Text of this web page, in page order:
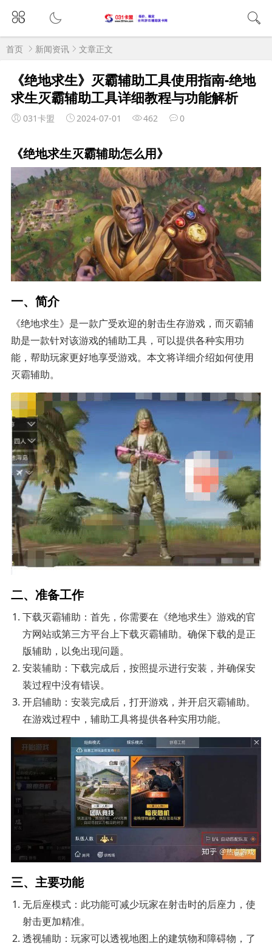
首页 新闻资讯 文章正文
《绝地求生》灭霸辅助工具使用指南-绝地
求生灭霸辅助工具详细教程与功能解析
031卡盟 2024-07-01 462 0
《绝地求生灭霸辅助怎么用》
一、简介
《绝地求生》是一款广受欢迎的射击生存游戏，而灭霸辅
助是一款针对该游戏的辅助工具，可以提供各种实用功
能，帮助玩家更好地享受游戏。本文将详细介绍如何使用
灭霸辅助。
二、准备工作
下载灭霸辅助：首先，你需要在《绝地求生》游戏的官
方网站或第三方平台上下载灭霸辅助。确保下载的是正
版辅助，以免出现问题。
安装辅助：下载完成后，按照提示进行安装，并确保安
装过程中没有错误。
开启辅助：安装完成后，打开游戏，并开启灭霸辅助。
在游戏过程中，辅助工具将提供各种实用功能。
三、主要功能
无后座模式：此功能可减少玩家在射击时的后座力，使
射击更加精准。
透视辅助：玩家可以透视地图上的建筑物和障碍物，了